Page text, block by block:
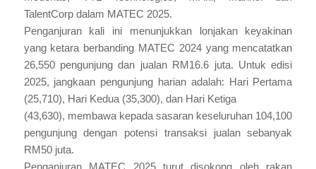
TalentCorp dalam MATEC 2025.
Penganjuran kali ini menunjukkan lonjakan keyakinan
yang ketara berbanding MATEC 2024 yang mencatatkan
26,550 pengunjung dan jualan RM16.6 juta. Untuk edisi
2025, jangkaan pengunjung harian adalah: Hari Pertama
(25,710), Hari Kedua (35,300), dan Hari Ketiga
(43,630), membawa kepada sasaran keseluruhan 104,100
pengunjung dengan potensi transaksi jualan sebanyak
RM50 juta.